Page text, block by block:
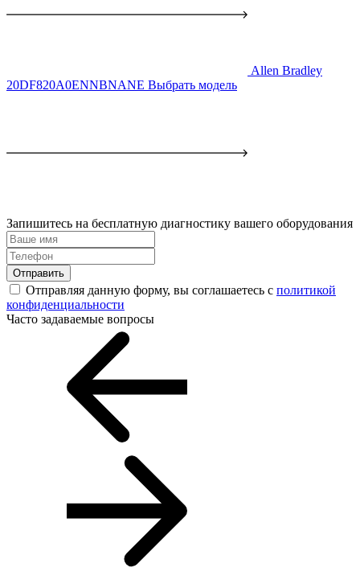
Allen Bradley
20DF820A0ENNBNANE Выбрать модель
Запишитесь на бесплатную диагностику вашего оборудования
Отправить
Отправляя данную форму, вы соглашаетесь с политикой
конфиденциальности
Часто задаваемые вопросы